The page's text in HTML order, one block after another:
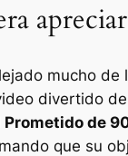
mucho de
divertido
Prometido de
que su